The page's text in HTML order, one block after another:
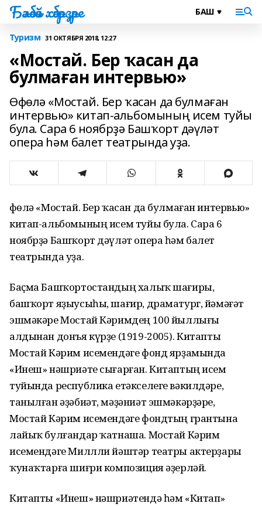
Бәләбәй хәбәрҙәре
Туризм 31 ОКТЯБРЯ 2018, 12:27
«Мостай. Бер ҡасан да
булмаған интервью»
Өфөлә «Мостай. Бер ҡасан да булмаған
интервью» китап-альбомының исем туйы
була. Сара 6 ноябрҙә Башҡорт дәүләт
опера һәм балет театрында уҙа.
Өфөлә «Мостай. Бер ҡасан да булмаған интервью»
китап-альбомының исем туйы була. Сара 6
ноябрҙә Башҡорт дәүләт опера һәм балет
театрында уҙа.
Баҫма Башҡортостандың халыҡ шағиры,
башҡорт яҙыусыһы, шағир, драматург, йәмәғәт
эшмәкәре Мостай Кәримдең 100 йыллығы
алдынан донъя күрҙе (1919-2005). Китапты
Мостай Кәрим исемендәге фонд ярҙамында
«Инеш» нәшриәте сығарған. Китаптың исем
туйында республика етәкселеге вәкилдәре,
танылған әҙәбиәт, мәҙәниәт эшмәкәрҙәре,
Мостай Кәрим исемендәге фондтың грантына
лайыҡ булғандар ҡатнаша. Мостай Кәрим
исемендәге Миллли йәштәр театры актерҙары
ҡунаҡтарға шиғри композиция әҙерләй.
Китапты «Инеш» нәшриәтендә һәм «Китап»